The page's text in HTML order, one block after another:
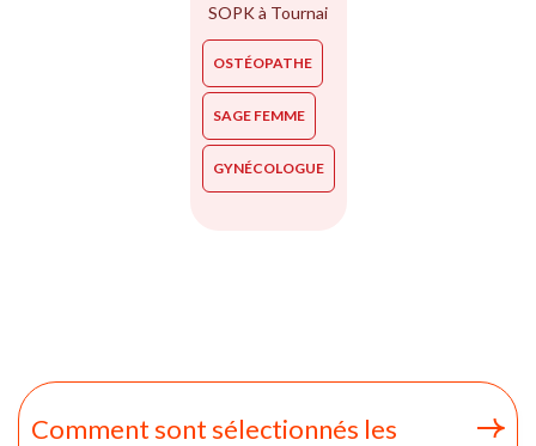
SOPK à Tournai
OSTÉOPATHE
SAGE FEMME
GYNÉCOLOGUE
Comment sont sélectionnés les